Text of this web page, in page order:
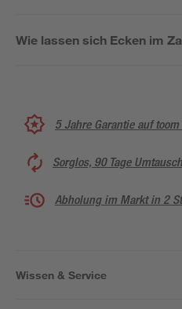
Wie lassen sich Ecken im
5 Jahre Garantie auf
Sorglos, 90 Tage
Abholung im Markt in 2
Wissen & Service